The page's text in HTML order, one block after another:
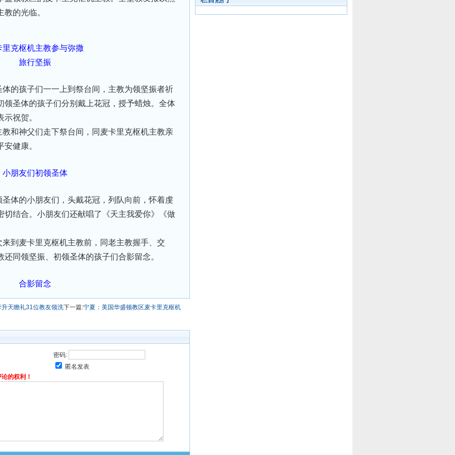
的光临。
里克枢机主教参与弥撒
旅行坚振
孩子们一一上到祭台间，主教为领坚振者祈
领圣体的孩子们分别戴上花冠，授予蜡烛。全体
祝贺。
神父们走下祭台间，同麦卡里克枢机主教亲
健康。
小朋友们初领圣体
的小朋友们，头戴花冠，列队向前，怀着虔
切结合。小朋友们还献唱了《天主我爱你》《做
麦卡里克枢机主教前，同老主教握手、交
同领坚振、初领圣体的孩子们合影留念。
合影留念
天瞻礼31位教友领洗下一篇:宁夏：美国华盛顿教区麦卡里克枢机
密码:
匿名发表
的权利！